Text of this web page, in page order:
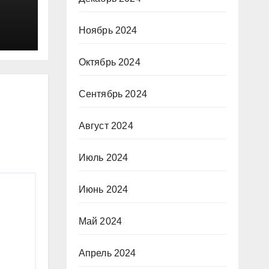
Ноябрь 2024
Октябрь 2024
Сентябрь 2024
Август 2024
Июль 2024
Июнь 2024
Май 2024
Апрель 2024